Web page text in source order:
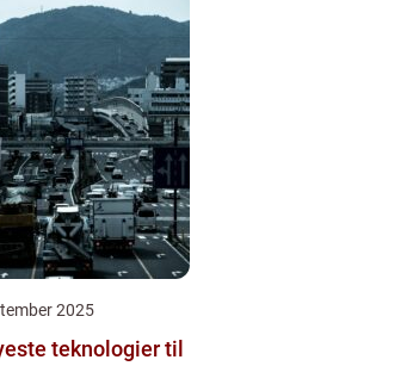
2025
teknologier til